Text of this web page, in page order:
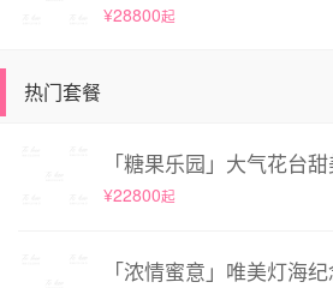
¥28800起
热门套餐
「糖果乐园」大气花台
¥22800起
「浓情蜜意」唯美灯海